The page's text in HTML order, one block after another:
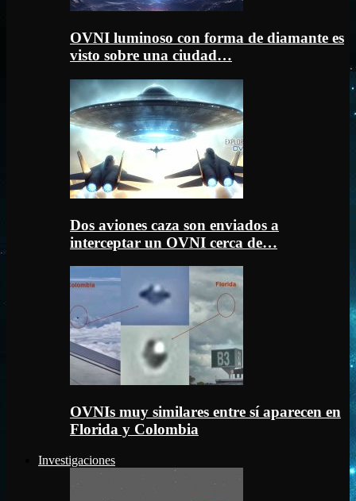
OVNI luminoso con forma de diamante es
visto sobre una ciudad…
Dos aviones caza son enviados a
interceptar un OVNI cerca de…
OVNIs muy similares entre sí aparecen en
Florida y Colombia
Investigaciones